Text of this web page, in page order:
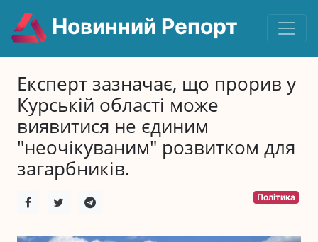
Новинний Репорт
Експерт зазначає, що прорив у
Курській області може
виявитися не єдиним
"неочікуваним" розвитком для
загарбників.
Політика